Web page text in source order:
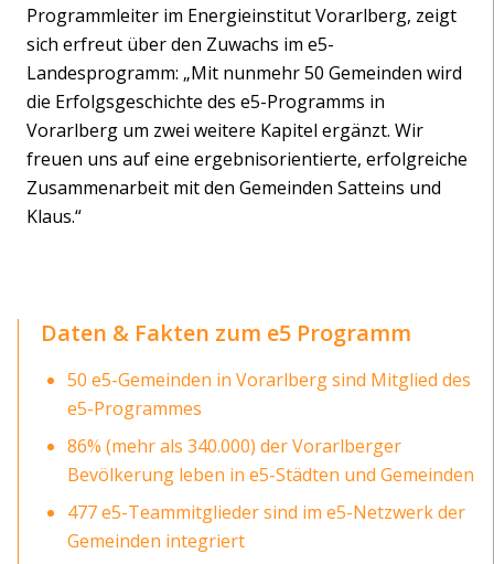
Programmleiter im Energieinstitut Vorarlberg, zeigt
sich erfreut über den Zuwachs im e5-
Landesprogramm: „Mit nunmehr 50 Gemeinden wird
die Erfolgsgeschichte des e5-Programms in
Vorarlberg um zwei weitere Kapitel ergänzt. Wir
freuen uns auf eine ergebnisorientierte, erfolgreiche
Zusammenarbeit mit den Gemeinden Satteins und
Klaus.“
Daten & Fakten zum e5 Programm
50 e5-Gemeinden in Vorarlberg sind Mitglied des
e5-Programmes
86% (mehr als 340.000) der Vorarlberger
Bevölkerung leben in e5-Städten und Gemeinden
477 e5-Teammitglieder sind im e5-Netzwerk der
Gemeinden integriert